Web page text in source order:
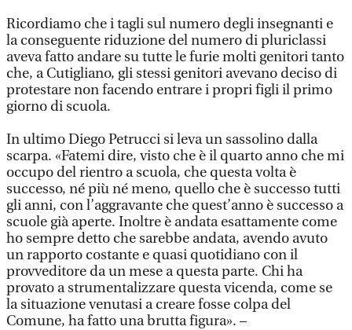
Ricordiamo che i tagli sul numero degli insegnanti e
la conseguente riduzione del numero di pluriclassi
aveva fatto andare su tutte le furie molti genitori tanto
che, a Cutigliano, gli stessi genitori avevano deciso di
protestare non facendo entrare i propri figli il primo
giorno di scuola.
In ultimo Diego Petrucci si leva un sassolino dalla
scarpa. «Fatemi dire, visto che è il quarto anno che mi
occupo del rientro a scuola, che questa volta è
successo, né più né meno, quello che è successo tutti
gli anni, con l’aggravante che quest’anno è successo a
scuole già aperte. Inoltre è andata esattamente come
ho sempre detto che sarebbe andata, avendo avuto
un rapporto costante e quasi quotidiano con il
provveditore da un mese a questa parte. Chi ha
provato a strumentalizzare questa vicenda, come se
la situazione venutasi a creare fosse colpa del
Comune, ha fatto una brutta figura». –